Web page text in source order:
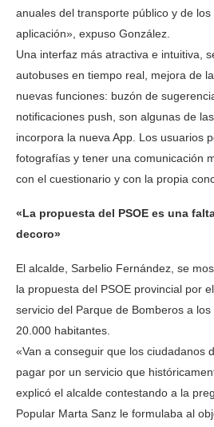
anuales del transporte público y de
aplicación», expuso González.
Una interfaz más atractiva e intuitiva,
autobuses en tiempo real, mejora de
nuevas funciones: buzón de
notificaciones push, son algunas de
incorpora la nueva App. Los usuarios
fotografías y tener una comunicación
con el cuestionario y con la propia
«La propuesta del PSOE es una
decoro»
El alcalde, Sarbelio Fernández, se
la propuesta del PSOE provincial por
servicio del Parque de Bomberos a
20.000 habitantes.
«Van a conseguir que los ciudadanos
pagar por un servicio que
explicó el alcalde contestando a la
Popular Marta Sanz le formulaba al